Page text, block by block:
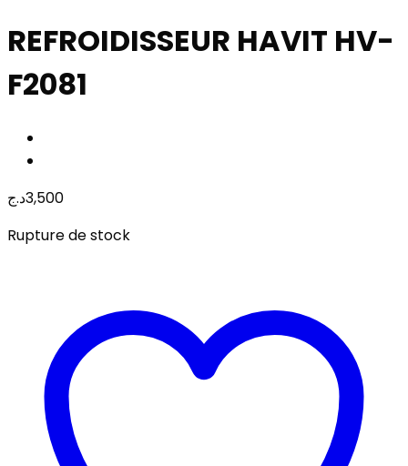
REFROIDISSEUR HAVIT HV-
F2081
3,500د.ج
Rupture de stock